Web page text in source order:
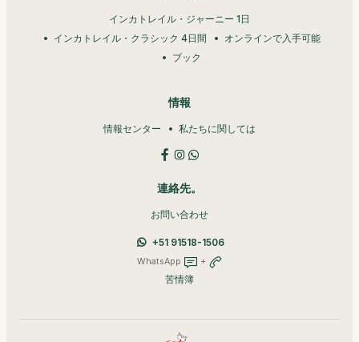
インカトレイル・ジャーニー 1日
インカトレイル・クラシック 4日間
オンラインで入手可能
ブック
情報
情報センター 私たちに関しては
連絡先。
お問い合わせ
+51 91518-1506
WhatsApp +
苦情簿